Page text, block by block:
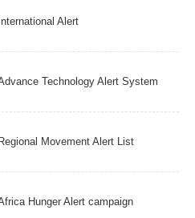
International Alert
Technology Alert System
Regional Movement Alert List
Hunger Alert campaign